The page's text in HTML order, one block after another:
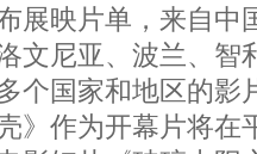
展映片单，来自中
文尼亚、波兰、
个国家和地区的
》作为开幕片将在